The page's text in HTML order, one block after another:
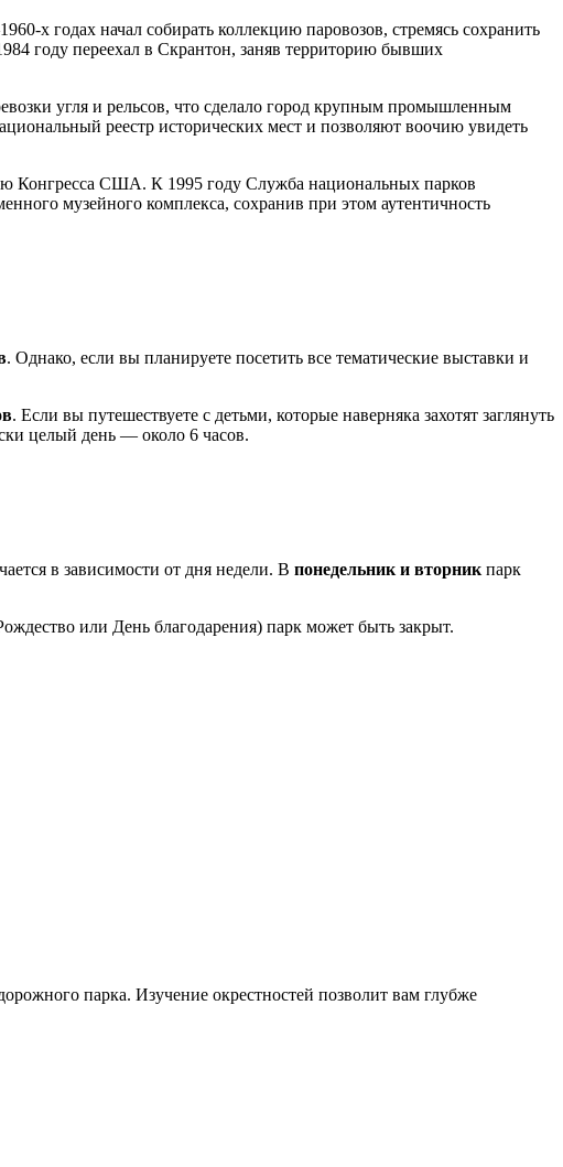
х годах начал собирать коллекцию паровозов, стремясь сохранить
году переехал в Скрантон, заняв территорию бывших
угля и рельсов, что сделало город крупным промышленным
реестр исторических мест и позволяют воочию увидеть
Конгресса США. К 1995 году Служба национальных парков
музейного комплекса, сохранив при этом аутентичность
. Однако, если вы планируете посетить все тематические выставки и
. Если вы путешествуете с детьми, которые наверняка захотят заглянуть
целый день — около 6 часов.
в зависимости от дня недели. В понедельник и вторник парк
или День благодарения) парк может быть закрыт.
парка. Изучение окрестностей позволит вам глубже